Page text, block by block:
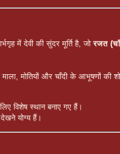
में देवी की सुंदर मूर्ति है, जोरजत
मोतियों और चाँदी के आभूषणों की
विशेष स्थान बनाए गए हैं।
योग्य हैं।